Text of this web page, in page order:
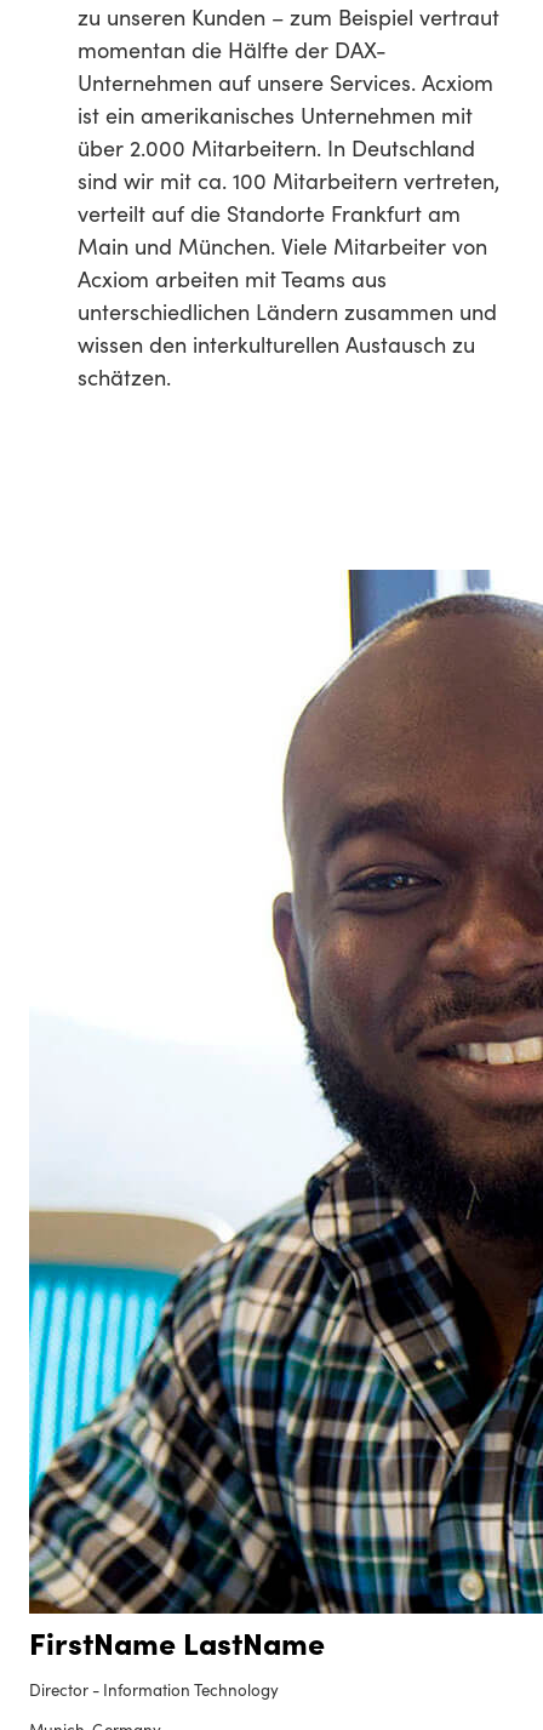
zu unseren Kunden – zum Beispiel vertraut
momentan die Hälfte der DAX-
Unternehmen auf unsere Services. Acxiom
ist ein amerikanisches Unternehmen mit
über 2.000 Mitarbeitern. In Deutschland
sind wir mit ca. 100 Mitarbeitern vertreten,
verteilt auf die Standorte Frankfurt am
Main und München. Viele Mitarbeiter von
Acxiom arbeiten mit Teams aus
unterschiedlichen Ländern zusammen und
wissen den interkulturellen Austausch zu
schätzen.
FirstName LastName
Director - Information Technology